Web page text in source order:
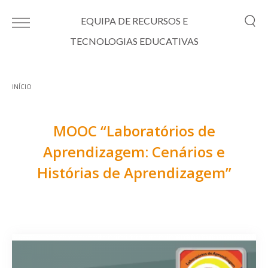
EQUIPA DE RECURSOS E
TECNOLOGIAS EDUCATIVAS
INÍCIO
MOOC “Laboratórios de
Aprendizagem: Cenários e
Histórias de Aprendizagem”